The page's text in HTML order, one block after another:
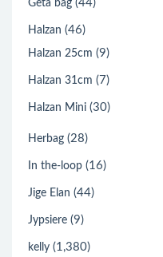
Geta bag (44)
Halzan (46)
Halzan 25cm (9)
Halzan 31cm (7)
Halzan Mini (30)
Herbag (28)
In the-loop (16)
Jige Elan (44)
Jypsiere (9)
kelly (1,380)